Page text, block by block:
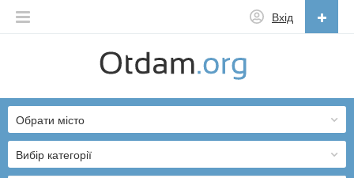
Вхід
English
Русский
Українська
Вибір категорії
Обрати місто